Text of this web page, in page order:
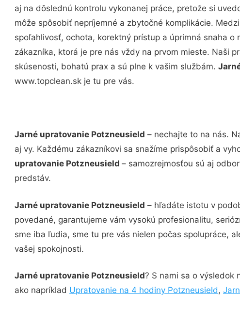
aj na dôslednú kontrolu vykonanej práce, pretože si
môže spôsobiť nepríjemné a zbytočné komplikácie.
spoľahlivosť, ochota, korektný prístup a úprimná snaha o
zákazníka, ktorá je pre nás vždy na prvom mieste. Naši
skúsenosti, bohatú prax a sú plne k vašim službám.
www.topclean.sk je tu pre vás.
Jarné upratovanie Potzneusield – nechajte to na nás.
aj vy. Každému zákazníkovi sa snažíme prispôsobiť a
upratovanie Potzneusield – samozrejmosťou sú aj
predstáv.
Jarné upratovanie Potzneusield – hľadáte istotu v
povedané, garantujeme vám vysokú profesionalitu,
sme iba ľudia, sme tu pre vás nielen počas spolupráce,
vašej spokojnosti.
Jarné upratovanie Potzneusield? S nami sa o výsledok
ako napríklad Upratovanie na 4 hodiny Potzneusield,